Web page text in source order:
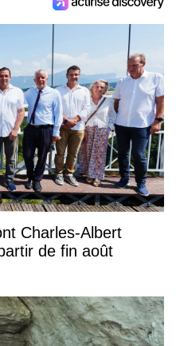
Charles-Albert
de fin août